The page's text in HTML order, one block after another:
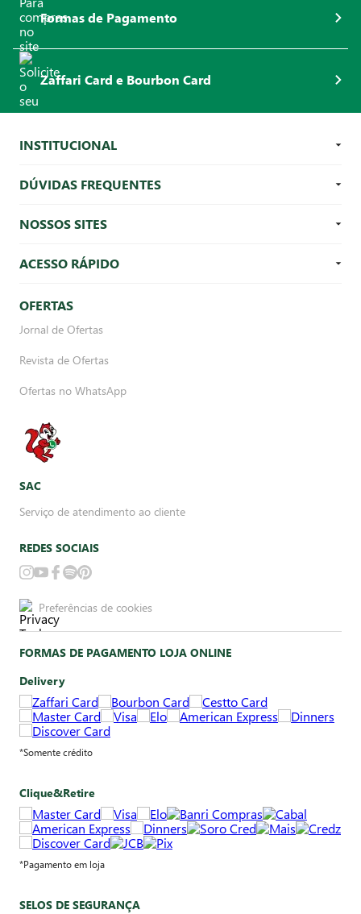
Formas de Pagamento
Zaffari Card e Bourbon Card
INSTITUCIONAL
DÚVIDAS FREQUENTES
NOSSOS SITES
ACESSO RÁPIDO
OFERTAS
Jornal de Ofertas
Revista de Ofertas
Ofertas no WhatsApp
SAC
Serviço de atendimento ao cliente
REDES SOCIAIS
Preferências de cookies
FORMAS DE PAGAMENTO LOJA ONLINE
Delivery
*Somente crédito
Clique&Retire
*Pagamento em loja
SELOS DE SEGURANÇA